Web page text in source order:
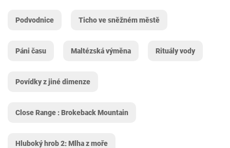
Podvodnice Ticho ve sněžném městě
Páni času Maltézská výměna Rituály vody
Povídky z jiné dimenze
Close Range : Brokeback Mountain
Hluboký hrob 2: Mlha z moře